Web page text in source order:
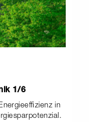
1/6
in